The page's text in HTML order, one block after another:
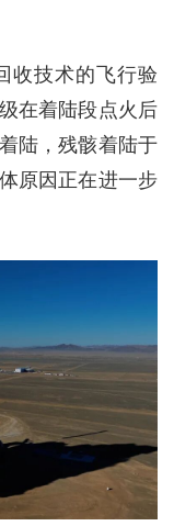
收技术的飞行验
在着陆段点火后
陆，残骸着陆于
原因正在进一步